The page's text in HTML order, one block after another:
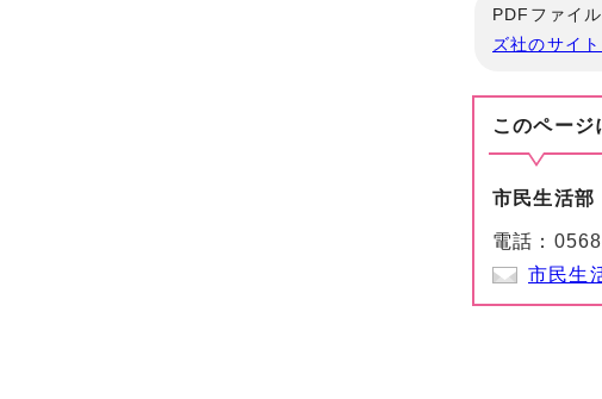
PDFファイ
ズ社のサイ
このページ
市民生活
電話：
市民生